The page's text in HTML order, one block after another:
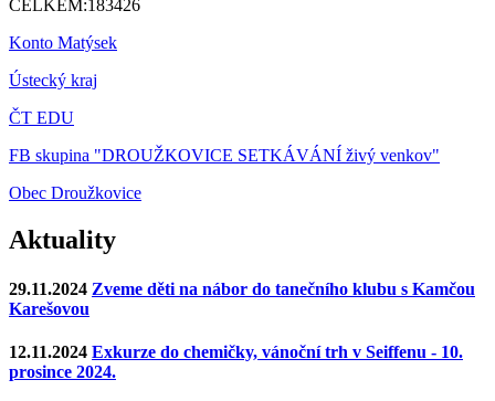
CELKEM:183426
Konto Matýsek
Ústecký kraj
ČT EDU
FB skupina "DROUŽKOVICE SETKÁVÁNÍ živý venkov"
Obec Droužkovice
Aktuality
29.11.2024 Zveme děti na nábor do tanečního klubu s Kamčou
Karešovou
12.11.2024 Exkurze do chemičky, vánoční trh v Seiffenu - 10.
prosince 2024.